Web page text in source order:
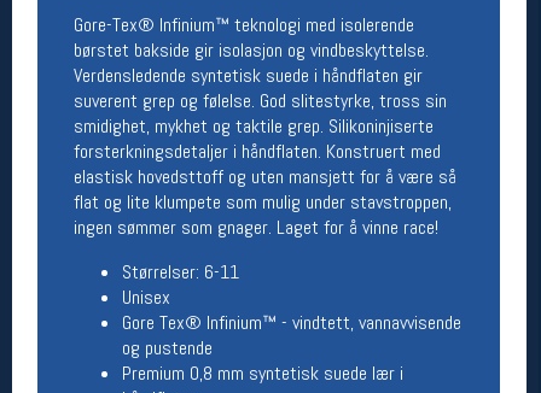
Gore-Tex® Infinium™ teknologi med isolerende
børstet bakside gir isolasjon og vindbeskyttelse.
Verdensledende syntetisk suede i håndflaten gir
suverent grep og følelse. God slitestyrke, tross sin
smidighet, mykhet og taktile grep. Silikoninjiserte
forsterkningsdetaljer i håndflaten. Konstruert med
elastisk hovedsttoff og uten mansjett for å være så
flat og lite klumpete som mulig under stavstroppen,
ingen sømmer som gnager. Laget for å vinne race!
Størrelser: 6-11
Unisex
Gore Tex® Infinium™ - vindtett, vannavvisende
og pustende
Premium 0,8 mm syntetisk suede lær i
Lørdag:
11-16
Team Oslo Sportslager
Magasinet
Medlemstilbud og aktiviteter
MELD DEG INN GRATIS
Åpningstider verkstedet
Man-Fredag:
11-18
Om verkstedet
For å bestille time må du logge inn i